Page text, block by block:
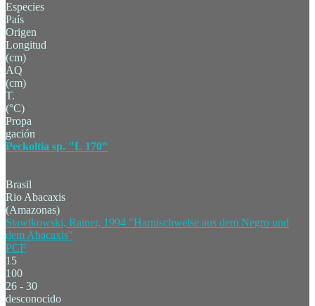
Especies
País
Origen
Longitud
(cm)
AQ
(cm)
T.
(°C)
Propa
gación
Peckoltia sp. "L 170"
Brasil
Rio Abacaxis
(Amazonas)
Stawikowski, Rainer, 1994 "Harnischwelse aus dem Negro und
dem Abacaxis"
PCF
15
100
26 - 30
desconocido